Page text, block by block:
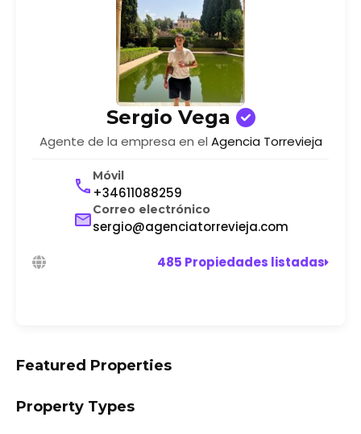
Sergio Vega
Agente de la empresa en el Agencia Torrevieja
Móvil
+34611088259
Correo electrónico
sergio@agenciatorrevieja.com
485 Propiedades listadas
Featured Properties
Property Types